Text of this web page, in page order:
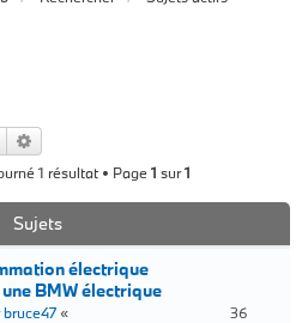
Rechercher
1 résultat • Page1 sur1
Sujets
électrique
BMW électrique
bruce47«
36